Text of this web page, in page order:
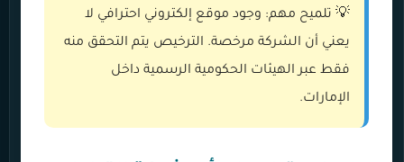
💡 تلميح مهم: وجود موقع إلكتروني احترافي لا
يعني أن الشركة مرخصة. الترخيص يتم التحقق منه
فقط عبر الهيئات الحكومية الرسمية داخل
الإمارات.